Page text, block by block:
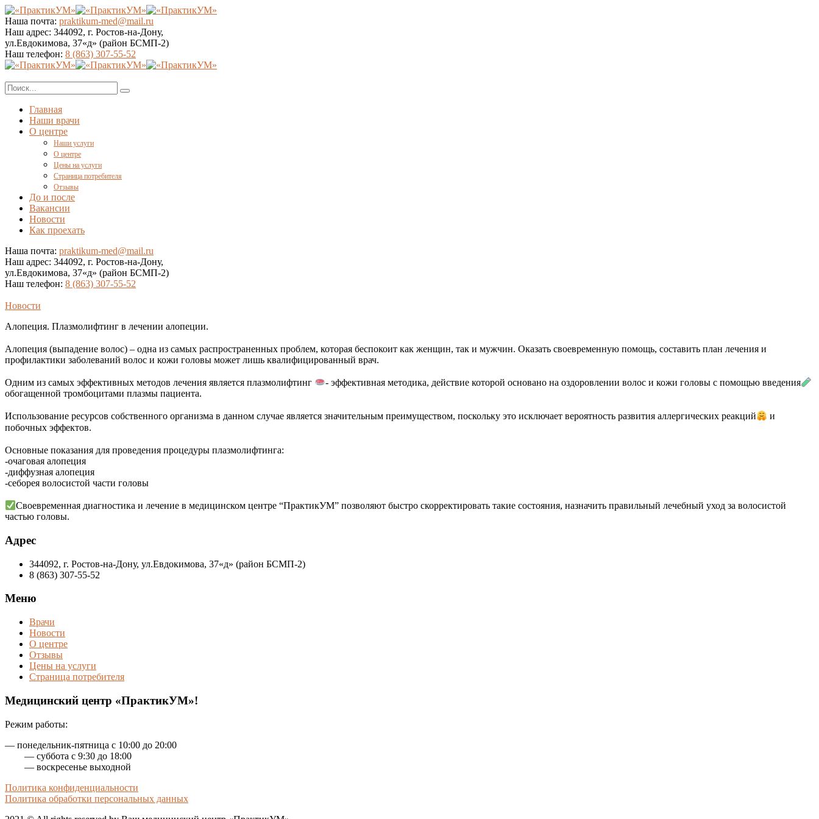
Наша почта: praktikum-med@mail.ru
Наш адрес: 344092, г. Ростов-на-Дону,
ул.Евдокимова, 37«д» (район БСМП-2)
Наш телефон: 8 (863) 307-55-52
Главная
Наши врачи
О центре
Наши услуги
О центре
Цены на услуги
Страница потребителя
Отзывы
До и после
Вакансии
Новости
Как проехать
Наша почта: praktikum-med@mail.ru
Наш адрес: 344092, г. Ростов-на-Дону,
ул.Евдокимова, 37«д» (район БСМП-2)
Наш телефон: 8 (863) 307-55-52
Новости
Алопеция. Плазмолифтинг в лечении алопеции.
Алопеция (выпадение волос) – одна из самых распространенных проблем, которая беспокоит как женщин, так и мужчин. Оказать своевременную помощь, составить план лечения и
профилактики заболеваний волос и кожи головы может лишь квалифицированный врач.
Одним из самых эффективных методов лечения является плазмолифтинг
- эффективная методика, действие которой основано на оздоровлении волос и кожи головы с помощью введения
обогащенной тромбоцитами плазмы пациента.
Использование ресурсов собственного организма в данном случае является значительным преимуществом, поскольку это исключает вероятность развития аллергических реакций
и
побочных эффектов.
Основные показания для проведения процедуры плазмолифтинга:
-очаговая алопеция
-диффузная алопеция
-себорея волосистой части головы
Своевременная диагностика и лечение в медицинском центре “ПрактикУМ” позволяют быстро скорректировать такие состояния, назначить правильный лечебный уход за волосистой
частью головы.
Адрес
344092, г. Ростов-на-Дону, ул.Евдокимова, 37«д» (район БСМП-2)
8 (863) 307-55-52
Меню
Врачи
Новости
О центре
Отзывы
Цены на услуги
Страница потребителя
Медицинский центр «ПрактикУМ»!
Режим работы:
— понедельник-пятница с 10:00 до 20:00
— суббота с 9:30 до 18:00
— воскресенье выходной
Политика конфиденциальности
Политика обработки персональных данных